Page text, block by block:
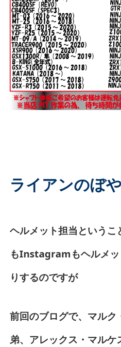
ライアンのぼ
ヘルメット担当という
もInstagramもヘルメッ
りするのですが
前回のブログで、マルク
弟、アレックス・マルケ